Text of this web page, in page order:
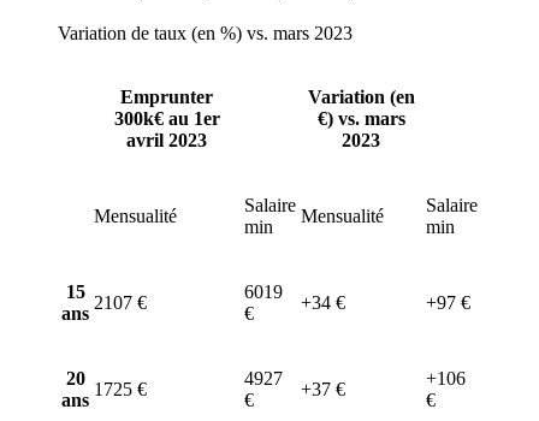
Variation de taux (en %) vs. mars 2023
Emprunter
300k€ au 1er
avril 2023
Variation (en
€) vs. mars
2023
Mensualité
Salaire
min
Mensualité
Salaire
min
15
ans
2107 €
6019
€
+34 € +97 €
20
ans
1725 €
4927
€
+37 €
+106
€